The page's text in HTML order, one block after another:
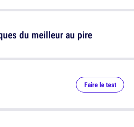
du meilleur au pire
Faire le test